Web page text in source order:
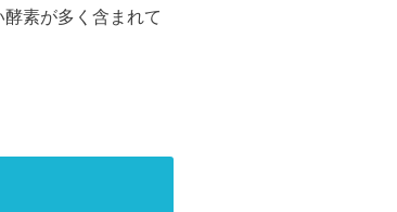
素が多く含まれて